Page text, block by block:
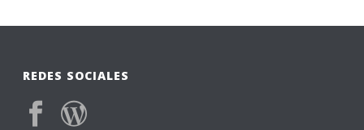
REDES SOCIALES